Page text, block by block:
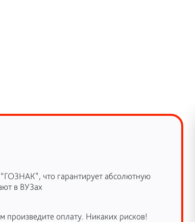
что гарантирует абсолютную
в ВУЗах
оплату. Никаких рисков!